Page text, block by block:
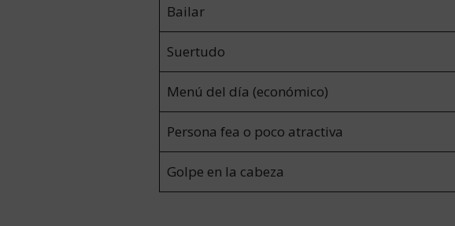
Bailar
Suertudo
Menú del día (económico)
Persona fea o poco atractiva
Golpe en la cabeza